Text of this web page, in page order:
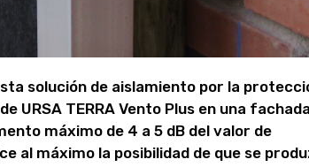
solución de aislamiento por la
TERRA Vento Plus en una
máximo de 4 a 5 dB del valor de
al máximo la posibilidad de que se